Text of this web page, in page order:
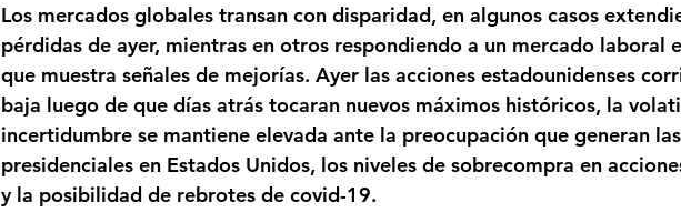
Los mercados globales transan con disparidad, en algunos casos
pérdidas de ayer, mientras en otros respondiendo a un mercado laboral
que muestra señales de mejorías. Ayer las acciones estadounidenses
baja luego de que días atrás tocaran nuevos máximos históricos, la
incertidumbre se mantiene elevada ante la preocupación que generan
presidenciales en Estados Unidos, los niveles de sobrecompra en
y la posibilidad de rebrotes de covid-19.